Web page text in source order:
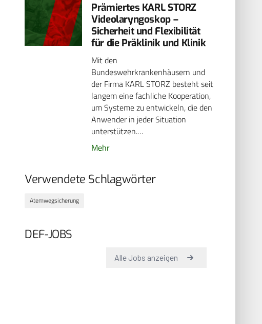
Prämiertes KARL STORZ
Videolaryngoskop –
Sicherheit und Flexibilität
für die Präklinik und Klinik
Mit den
Bundeswehrkrankenhäusern und
der Firma KARL STORZ besteht seit
langem eine fachliche Kooperation,
um Systeme zu entwickeln, die den
Anwender in jeder Situation
unterstützen.…
Mehr
Verwendete Schlagwörter
Atemwegsicherung
DEF-JOBS